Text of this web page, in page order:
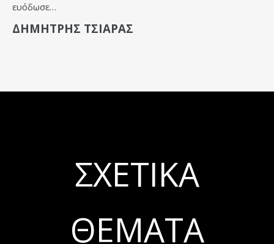
ευόδωσε…
ΔΗΜΗΤΡΗΣ ΤΣΙΑΡΑΣ
ΣΧΕΤΙΚΆ
ΘΈΜΑΤΑ